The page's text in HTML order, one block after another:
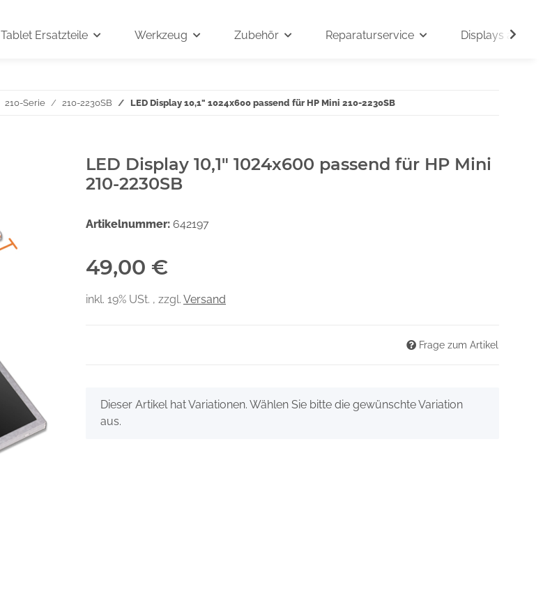
Tablet Ersatzteile Werkzeug Zubehör Reparaturservice Displays auf
210-Serie 210-2230SB LED Display 10,1" 1024x600 passend für HP Mini 210-2230SB
LED Display 10,1" 1024x600 passend für HP Mini
210-2230SB
Artikelnummer: 642197
49,00 €
inkl. 19% USt. , zzgl. Versand
Frage zum Artikel
xDieser Artikel hat Variationen. Wählen Sie bitte die gewünschte Variation
aus.